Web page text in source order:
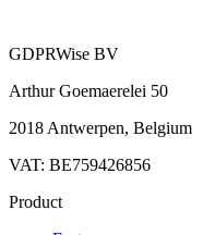
GDPRWise BV
Arthur Goemaerelei 50
2018 Antwerpen, Belgium
VAT: BE759426856
Product